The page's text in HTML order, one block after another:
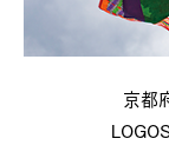
京都